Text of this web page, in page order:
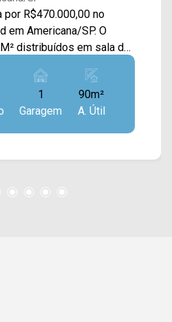
por R$470.000,00 no
Americana/SP. O
distribuídos em sala de
cozinha e área de
sendo 01 social e 01
O condomínio
supermercados,
de comércio. Entre
Arbix: (19) 3475-
1
Garagem
90m²
A. Útil